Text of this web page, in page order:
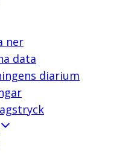
ner
data
diarium